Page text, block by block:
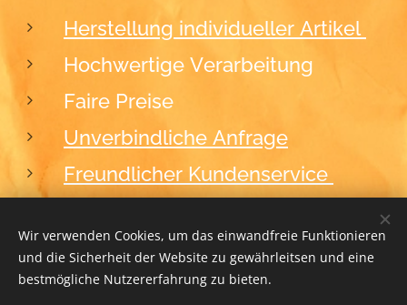
Herstellung individueller Artikel
Hochwertige Verarbeitung
Faire Preise
Unverbindliche Anfrage
Freundlicher Kundenservice
2012-2026BLACKFORM Cookies
Wir verwenden Cookies, um das einwandfreie Funktionieren
und die Sicherheit der Website zu gewährleitsen und eine
bestmögliche Nutzererfahrung zu bieten.